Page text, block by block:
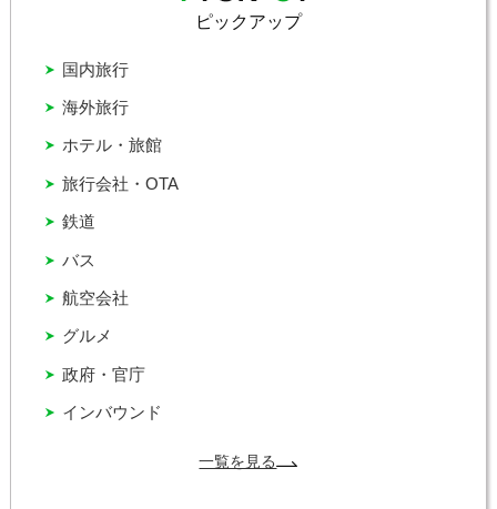
ピックアップ
インバウンド
グルメ
バス
ホテル・旅館
国内旅行
政府・官庁
旅行会社・OTA
海外旅行
航空会社
鉄道
一覧を見る